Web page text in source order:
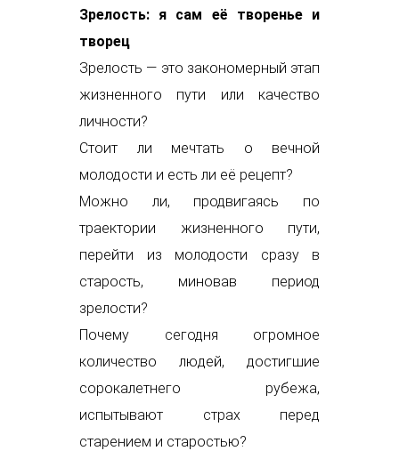
Зрелость: я сам её творенье и
творец
Зрелость — это закономерный этап
жизненного пути или качество
личности?
Стоит ли мечтать о вечной
молодости и есть ли её рецепт?
Можно ли, продвигаясь по
траектории жизненного пути,
перейти из молодости сразу в
старость, миновав период
зрелости?
Почему сегодня огромное
количество людей, достигшие
сорокалетнего рубежа,
испытывают страх перед
старением и старостью?